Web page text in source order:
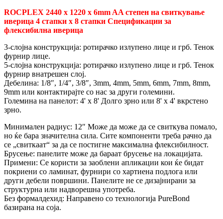
ROCPLEX 2440 x 1220 x 6mm AA степен на свиткување
иверица 4 стапки x 8 стапки Спецификации за
флексибилна иверица
3-слојна конструкција: ротирачко излупено лице и грб. Тенок
фурнир лице.
5-слојна конструкција: ротирачко излупено лице и грб. Тенок
фурнир внатрешен слој.
Дебелина: 1/8″, 1/4″, 3/8″, 3mm, 4mm, 5mm, 6mm, 7mm, 8mm,
9mm или контактирајте со нас за други големини.
Големина на панелот: 4' x 8' Долго зрно или 8' x 4' вкрстено
зрно.
Минимален радиус: 12″ Може да може да се свиткува помало,
но ќе бара значителна сила. Сите компоненти треба рачно да
се „свиткаат“ за да се постигне максимална флексибилност.
Брусење: панелите може да бараат брусење на локацијата.
Примени: Се користи за заоблени апликации кои ќе бидат
покриени со ламинат, фурнири со хартиена подлога или
други дебели површини. Панелите не се дизајнирани за
структурна или надворешна употреба.
Без формалдехид: Направено со технологија PureBond
базирана на соја.